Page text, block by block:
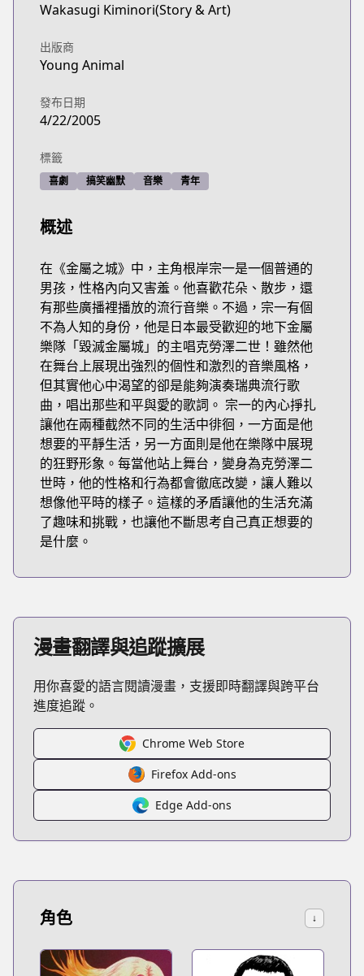
Wakasugi Kiminori(Story & Art)
出版商
Young Animal
發布日期
4/22/2005
標籤
喜劇 搞笑幽默 音樂 青年
概述
在《金屬之城》中，主角根岸宗一是一個普通的
男孩，性格內向又害羞。他喜歡花朵、散步，還
有那些廣播裡播放的流行音樂。不過，宗一有個
不為人知的身份，他是日本最受歡迎的地下金屬
樂隊「毀滅金屬城」的主唱克勞澤二世！雖然他
在舞台上展現出強烈的個性和激烈的音樂風格，
但其實他心中渴望的卻是能夠演奏瑞典流行歌
曲，唱出那些和平與愛的歌詞。 宗一的內心掙扎
讓他在兩種截然不同的生活中徘徊，一方面是他
想要的平靜生活，另一方面則是他在樂隊中展現
的狂野形象。每當他站上舞台，變身為克勞澤二
世時，他的性格和行為都會徹底改變，讓人難以
想像他平時的樣子。這樣的矛盾讓他的生活充滿
了趣味和挑戰，也讓他不斷思考自己真正想要的
是什麼。
漫畫翻譯與追蹤擴展
用你喜愛的語言閱讀漫畫，支援即時翻譯與跨平台
進度追蹤。
Chrome Web Store
Firefox Add-ons
Edge Add-ons
角色 ↓